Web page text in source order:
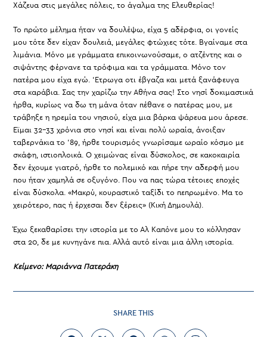
Χάζευα στις μεγάλες πόλεις, το άγαλμα της Ελευθερίας!
Το πρώτο μέλημα ήταν να δουλέψω, είχα 5 αδέρφια, οι γονείς
μου τότε δεν είχαν δουλειά, μεγάλες φτώχιες τότε. Βγαίναμε στα
λιμάνια. Μόνο με γράμματα επικοινωνούσαμε, ο ατζέντης και ο
σιψάντης φέρνανε τα τρόφιμα και τα γράμματα. Μόνο τον
πατέρα μου είχα εγώ. ‘Ετρωγα οτι έβγαζα και μετά ξανάφευγα
στα καράβια. Σας την χαρίζω την Αθήνα σας! Στο νησί δοκιμαστικά
ήρθα, κυρίως να δω τη μάνα όταν πέθανε ο πατέρας μου, με
τράβηξε η ηρεμία του νησιού, είχα μια βάρκα ψάρευα μου άρεσε.
Εϊμαι 32-33 χρόνια στο νησί και είναι πολύ ωραία, άνοιξαν
ταβερνάκια το ‘89, ήρθε τουρισμός γνωρίσαμε ωραίο κόσμο με
σκάφη, ιστιοπλοικά. Ο χειμώνας είναι δύσκολος, σε κακοκαιρία
δεν έχουμε γιατρό, ήρθε το πολεμικό και πήρε την αδερφή μου
που ήταν χαμηλά σε οξυγόνο. Που να πας τώρα τέτοιες εποχές
είναι δύσκολα. «Μακρύ, κουραστικό ταξίδι το πεπρωμένο. Μα το
χειρότερο, πας ή έρχεσαι δεν ξέρεις» (Κική Δημουλά).
Έχω ξεκαθαρίσει την ιστορία με το Αλ Καπόνε μου το κόλλησαν
στα 20, δε με κυνηγάνε πια. Αλλά αυτό είναι μια άλλη ιστορία.
Κείμενο: Μαριάννα Πατεράκη
SHARE THISSHARE
CONTENT